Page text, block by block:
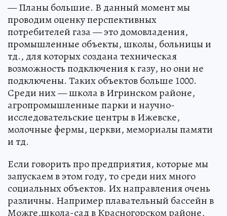
— Планы большие. В данный момент мы
проводим оценку перспективных
потребителей газа — это домовладения,
промышленные объекты, школы, больницы и
тд., для которых создана техническая
возможность подключения к газу, но они не
подключены. Таких объектов больше 1000.
Среди них — школа в Игринском районе,
агропромышленные парки и научно-
исследовательские центры в Ижевске,
молочные фермы, церкви, мемориалы памяти
и тд.
Если говорить про предприятия, которые мы
запускаем в этом году, то среди них много
социальных объектов. Их направления очень
различны. Например плавательный бассейн в
Можге,школа-сад в Красногорском районе,